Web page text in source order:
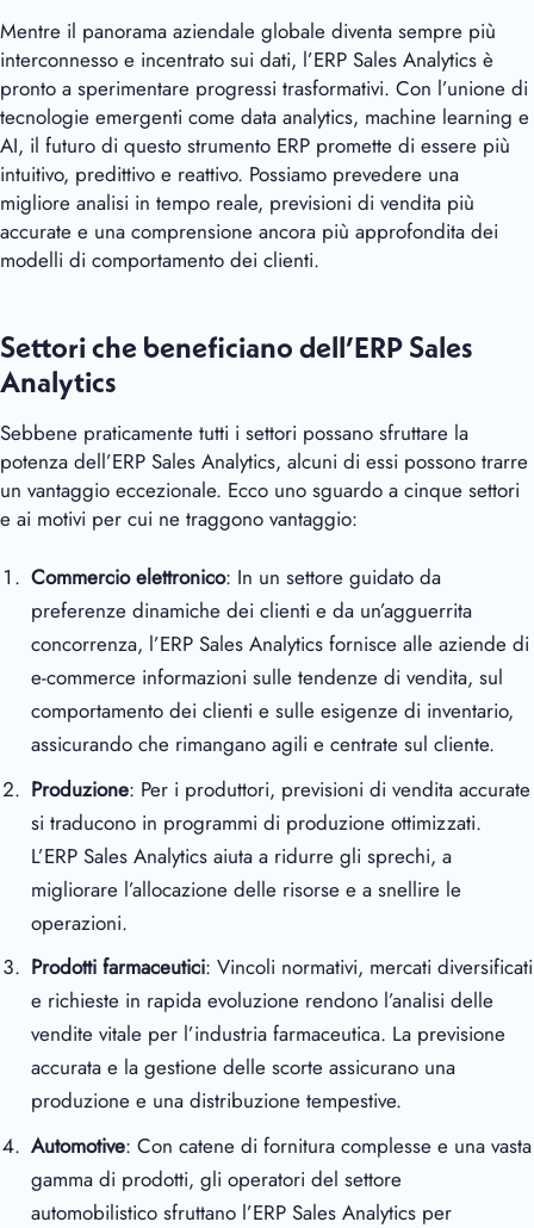
Mentre il panorama aziendale globale diventa sempre più
interconnesso e incentrato sui dati, l’ERP Sales Analytics è
pronto a sperimentare progressi trasformativi. Con l’unione di
tecnologie emergenti come data analytics, machine learning e
AI, il futuro di questo strumento ERP promette di essere più
intuitivo, predittivo e reattivo. Possiamo prevedere una
migliore analisi in tempo reale, previsioni di vendita più
accurate e una comprensione ancora più approfondita dei
modelli di comportamento dei clienti.
Settori che beneficiano dell’ERP Sales
Analytics
Sebbene praticamente tutti i settori possano sfruttare la
potenza dell’ERP Sales Analytics, alcuni di essi possono trarre
un vantaggio eccezionale. Ecco uno sguardo a cinque settori
e ai motivi per cui ne traggono vantaggio:
Commercio elettronico: In un settore guidato da
preferenze dinamiche dei clienti e da un’agguerrita
concorrenza, l’ERP Sales Analytics fornisce alle aziende di
e-commerce informazioni sulle tendenze di vendita, sul
comportamento dei clienti e sulle esigenze di inventario,
assicurando che rimangano agili e centrate sul cliente.
Produzione: Per i produttori, previsioni di vendita accurate
si traducono in programmi di produzione ottimizzati.
L’ERP Sales Analytics aiuta a ridurre gli sprechi, a
migliorare l’allocazione delle risorse e a snellire le
operazioni.
Prodotti farmaceutici: Vincoli normativi, mercati diversificati
e richieste in rapida evoluzione rendono l’analisi delle
vendite vitale per l’industria farmaceutica. La previsione
accurata e la gestione delle scorte assicurano una
produzione e una distribuzione tempestive.
Automotive: Con catene di fornitura complesse e una vasta
gamma di prodotti, gli operatori del settore
automobilistico sfruttano l’ERP Sales Analytics per